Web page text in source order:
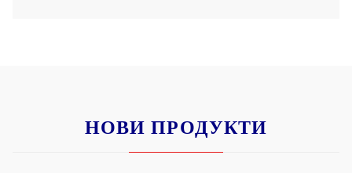
НОВИ ПРОДУКТИ